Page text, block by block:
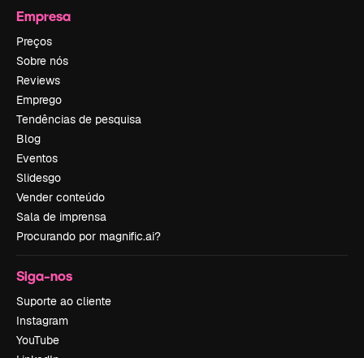
Empresa
Preços
Sobre nós
Reviews
Emprego
Tendências de pesquisa
Blog
Eventos
Slidesgo
Vender conteúdo
Sala de imprensa
Procurando por magnific.ai?
Siga-nos
Suporte ao cliente
Instagram
YouTube